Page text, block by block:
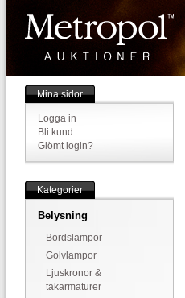
Mina sidor
Logga in
Bli kund
Glömt login?
Kategorier
Belysning
Bordslampor
Golvlampor
Ljuskronor &
takarmaturer